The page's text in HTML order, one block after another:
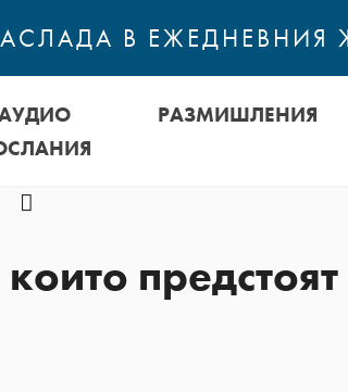
В ЕЖЕДНЕВНИЯ
РАЗМИШЛЕНИЯ
предстоят